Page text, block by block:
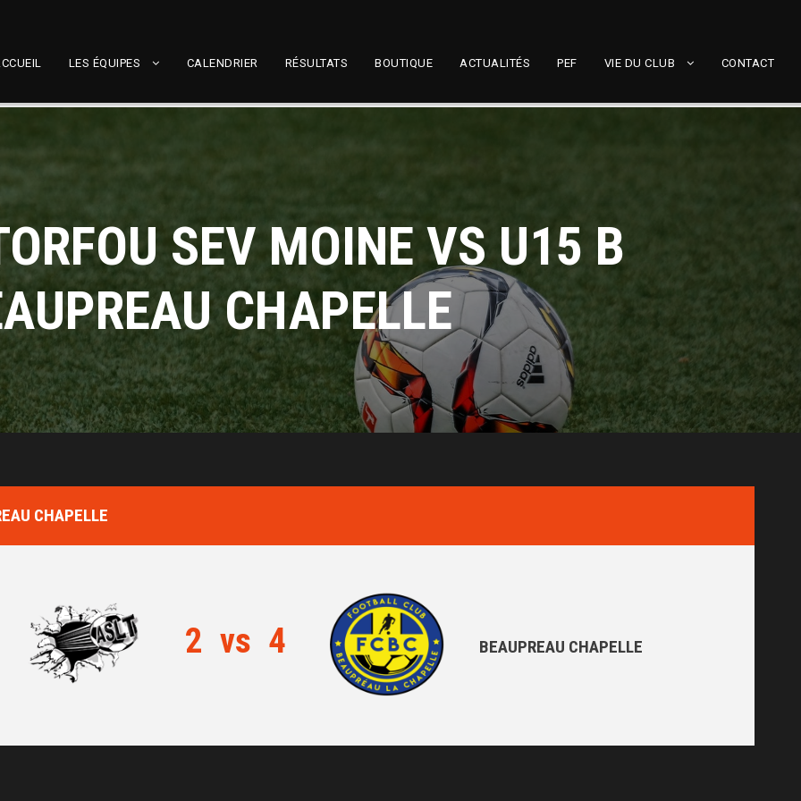
LES ÉQUIPES CALENDRIER RÉSULTATS BOUTIQUE ACTUALITÉS PEF VIE DU CLUB CONTACT
SEV MOINE VS U15 B
CHAPELLE
CHAPELLE
2 vs 4 BEAUPREAU CHAPELLE